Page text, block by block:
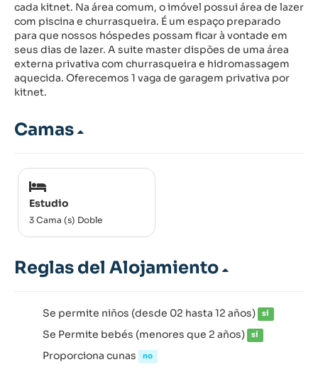
cada kitnet. Na área comum, o imóvel possui área de lazer
com piscina e churrasqueira. É um espaço preparado
para que nossos hóspedes possam ficar à vontade em
seus dias de lazer. A suite master dispões de uma área
externa privativa com churrasqueira e hidromassagem
aquecida. Oferecemos 1 vaga de garagem privativa por
kitnet.
Camas
Estudio
3 Cama (s) Doble
Reglas del Alojamiento
Se permite niños (desde 02 hasta 12 años) sí
Se Permite bebés (menores que 2 años) sí
Proporciona cunas no